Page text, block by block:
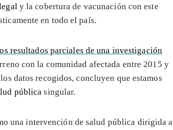
y la cobertura de vacunación con este
en todo el país.
resultados parciales de una investigación
con la comunidad afectada entre 2015 y
datos recogidos, concluyen que estamos
pública singular.
una intervención de salud pública dirigida a